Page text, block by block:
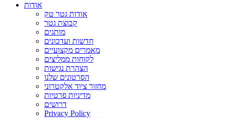
אודות
אודות גטר טק
קבוצת גטר
מותגים
חדשות ועדכונים
מאמרים מקצועיים
לקוחות ממליצים
הצהרת נגישות
הסרטונים שלנו
מחזור ציוד אלקטרוני
מדיניות פרטיות
דרושים
Privacy Policy